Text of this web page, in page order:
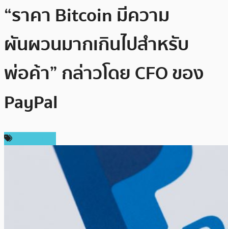
“ราคา Bitcoin มีความ
ผันผวนมากเกินไปสำหรับ
พ่อค้า” กล่าวโดย CFO ของ
PayPal